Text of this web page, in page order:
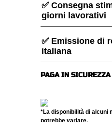
✅ Consegna
giorni lavorativi
✅ Emissione di
italiana
PAGA IN SICUREZZA
*La disponibilità di alcuni
potrebbe variare.